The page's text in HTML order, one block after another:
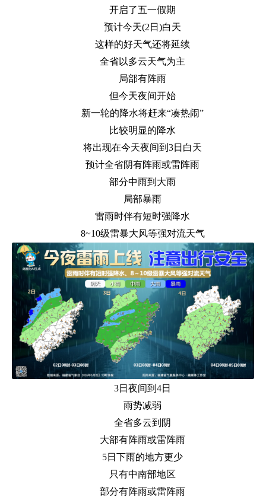
开启了五一假期
预计今天(2日)白天
这样的好天气还将延续
全省以多云天气为主
局部有阵雨
但今天夜间开始
新一轮的降水将赶来“凑热闹”
比较明显的降水
将出现在今天夜间到3日白天
预计全省阴有阵雨或雷阵雨
部分中雨到大雨
局部暴雨
雷雨时伴有短时强降水
8~10级雷暴大风等强对流天气
3日夜间到4日
雨势减弱
全省多云到阴
大部有阵雨或雷阵雨
5日下雨的地方更少
只有中南部地区
部分有阵雨或雷阵雨